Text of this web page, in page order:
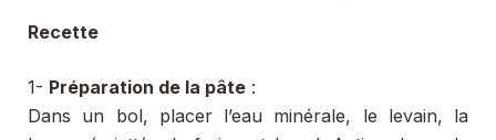
Recette
1- Préparation de la pâte :
Dans un bol, placer l’eau minérale, le levain, la